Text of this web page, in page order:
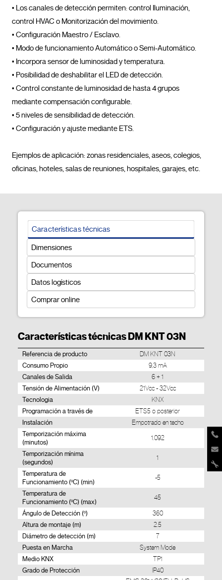
• Los canales de detección permiten: control Iluminación,
control HVAC o Monitorización del movimiento.
• Configuración Maestro / Esclavo.
• Modo de funcionamiento Automático o Semi-Automático.
• Incorpora sensor de luminosidad y temperatura.
• Posibilidad de deshabilitar el LED de detección.
• Control constante de luminosidad de hasta 4 grupos
mediante compensación configurable.
• 5 niveles de sensibilidad de detección.
• Configuración y ajuste mediante ETS.
Ejemplos de aplicación: zonas residenciales, aseos, colegios,
Características técnicas
Dimensiones
Documentos
Datos logísticos
Comprar online
Características técnicas DM KNT 03N
Referencia de producto DM KNT 03N
Consumo Propio 9,3 mA
Canales de Salida 6 + 1
Tensión de Alimentación (V) 21Vcc - 32Vcc
Tecnologia KNX
Programación a través de ETS5 o posterior
Instalación Empotrado en techo
Temporización máxima
(minutos)
1.092
Temporización mínima
(segundos)
1
Temperatura de
Funcionamiento (ºC) (min)
-5
Temperatura de
Funcionamiento (ºC) (max)
45
Ángulo de Detección (º) 360
Altura de montaje (m) 2.5
Diámetro de detección (m) 7
Puesta en Marcha System Mode
Medio KNX TP1
Grado de Protección
IP40